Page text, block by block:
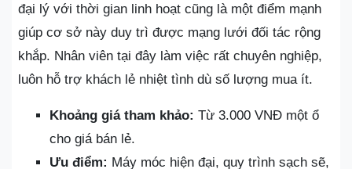
đại lý với thời gian linh hoạt cũng là một điểm mạnh
giúp cơ sở này duy trì được mạng lưới đối tác rộng
khắp. Nhân viên tại đây làm việc rất chuyên nghiệp,
luôn hỗ trợ khách lẻ nhiệt tình dù số lượng mua ít.
Khoảng giá tham khảo: Từ 3.000 VNĐ một ổ
cho giá bán lẻ.
Ưu điểm: Máy móc hiện đại, quy trình sạch sẽ,